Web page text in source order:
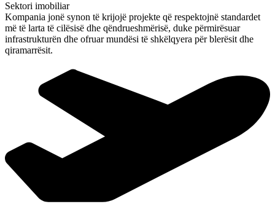
Sektori imobiliar
Kompania jonë synon të krijojë projekte që respektojnë standardet
më të larta të cilësisë dhe qëndrueshmërisë, duke përmirësuar
infrastrukturën dhe ofruar mundësi të shkëlqyera për blerësit dhe
qiramarrësit.